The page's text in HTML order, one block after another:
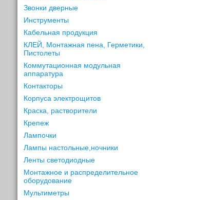
Звонки дверные
Инструменты
Кабельная продукция
КЛЕЙ, Монтажная пена, Герметики,
Пистолеты
Коммутационная модульная
аппаратура
Контакторы
Корпуса электрощитов
Краска, растворители
Крепеж
Лампочки
Лампы настольные,ночники
Ленты светодиодные
Монтажное и распределительное
оборудование
Мультиметры